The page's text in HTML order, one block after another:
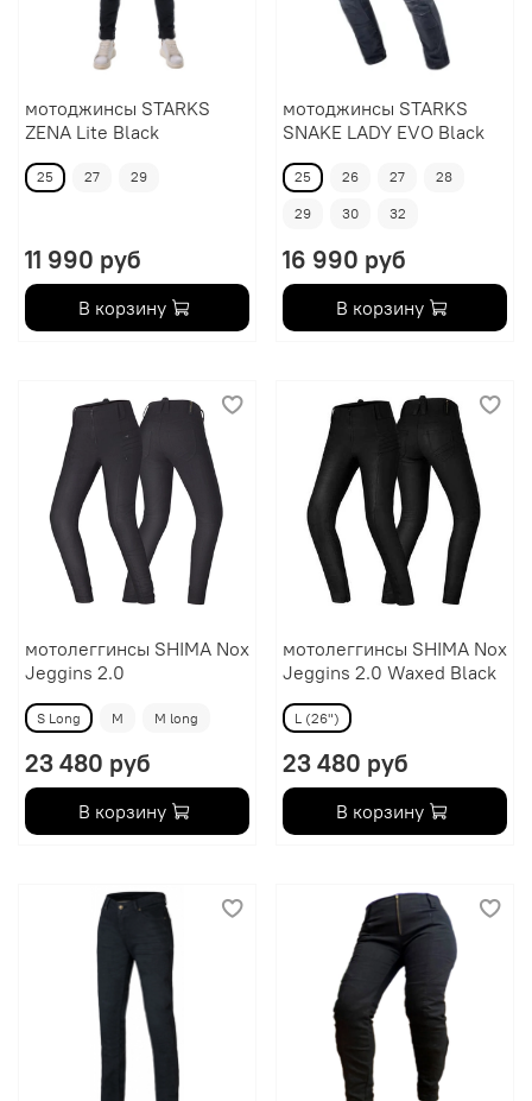
мотоджинсы STARKS
ZENA Lite Black
25 27 29
11 990 руб
В корзину
мотоджинсы STARKS
SNAKE LADY EVO Black
25 26 27 28
29 30 32
16 990 руб
В корзину
мотолеггинсы SHIMA Nox
Jeggins 2.0
S Long M M long
23 480 руб
В корзину
мотолеггинсы SHIMA Nox
Jeggins 2.0 Waxed Black
L (26")
23 480 руб
В корзину